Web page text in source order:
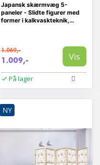
Japansk skærmvæg 5-
paneler - Slidte figurer med
former i kalkvaskteknik,
1.069,-
1.009,- Vis
På lager
NY